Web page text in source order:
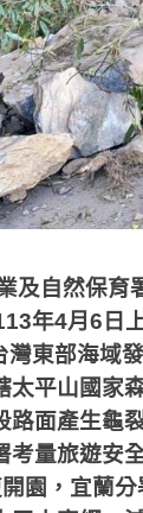
及自然保育
年4月6日
灣東部海域
太平山國家
路面產生龜
考量旅遊安
園，宜蘭